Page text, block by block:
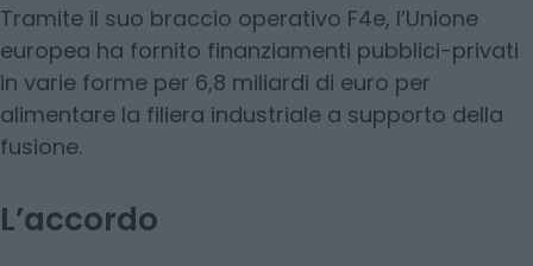
Tramite il suo braccio operativo F4e, l’Unione
europea ha fornito finanziamenti pubblici-privati
in varie forme per 6,8 miliardi di euro per
alimentare la filiera industriale a supporto della
fusione.
L’accordo